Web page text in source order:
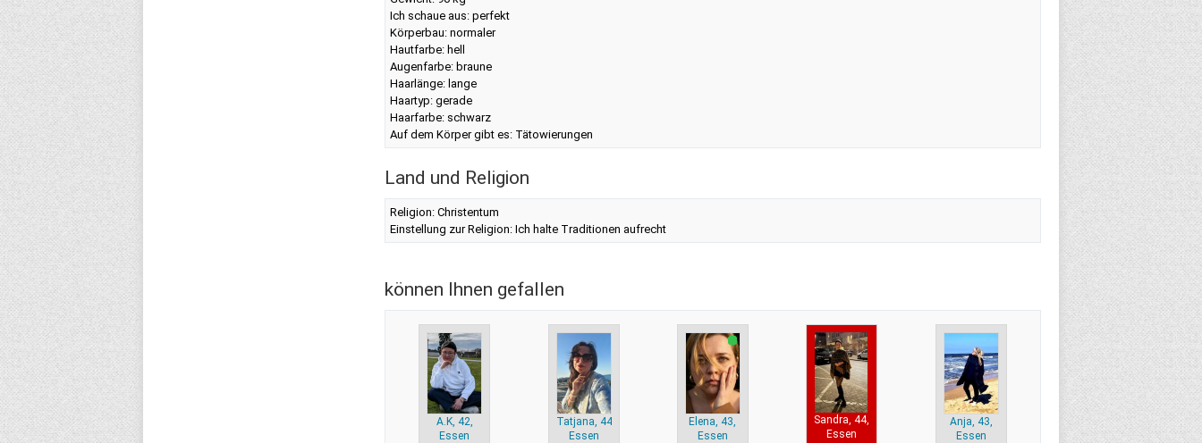
Ich schaue aus: perfekt
Körperbau: normaler
Hautfarbe: hell
Augenfarbe: braune
Haarlänge: lange
Haartyp: gerade
Haarfarbe: schwarz
Auf dem Körper gibt es: Tätowierungen
Land und Religion
Religion: Christentum
Einstellung zur Religion: Ich halte Traditionen aufrecht
können Ihnen gefallen
A.K, 42,
Essen
Tatjana, 44,
Essen
Elena, 43,
Essen
Sandra, 44,
Essen
Anja, 43,
Essen